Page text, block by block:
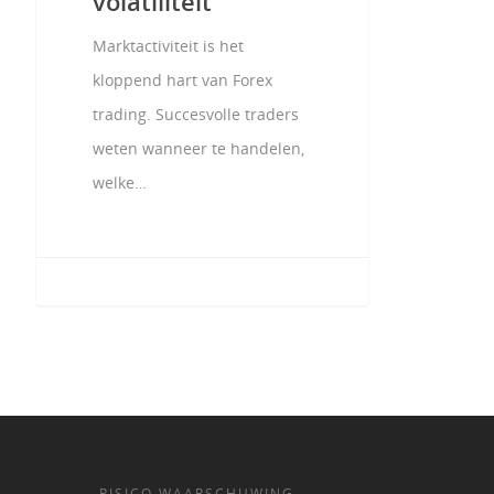
Marktactiviteit is het
kloppend hart van Forex
trading. Succesvolle traders
weten wanneer te handelen,
welke…